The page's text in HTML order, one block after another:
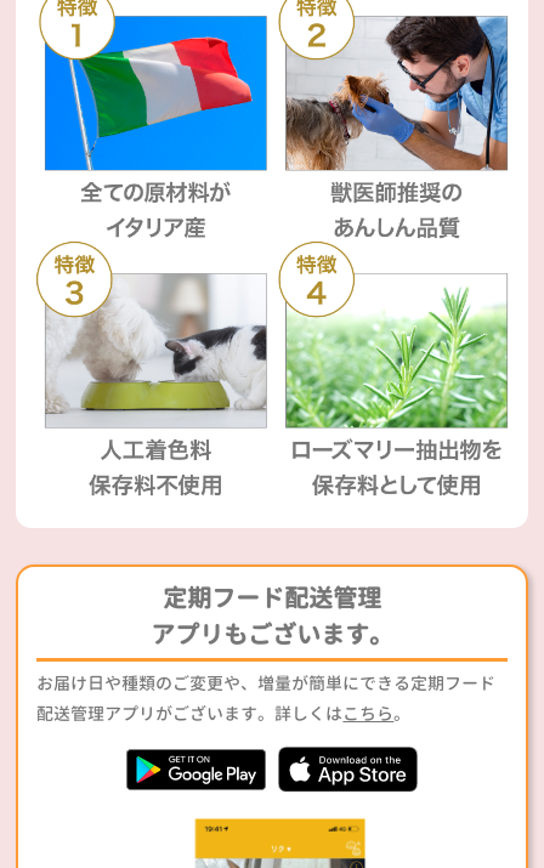
定期フード配送管理
アプリもございます。
お届け日や種類のご変更や、増量が簡単にできる定期フード
配送管理アプリがございます。詳しくはこちら。